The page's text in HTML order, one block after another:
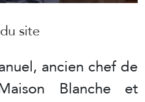
site
ancien chef de
Blanche et